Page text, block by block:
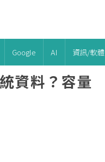
Google AI 資訊/軟體
資料？容量